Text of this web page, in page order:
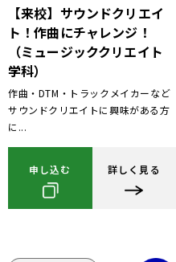
【来校】サウンドクリエイ
ト！作曲にチャレンジ！
（ミュージッククリエイト
学科）
作曲・DTM・トラックメイカーなど
サウンドクリエイトに興味がある方
に...
申し込む 詳しく見る